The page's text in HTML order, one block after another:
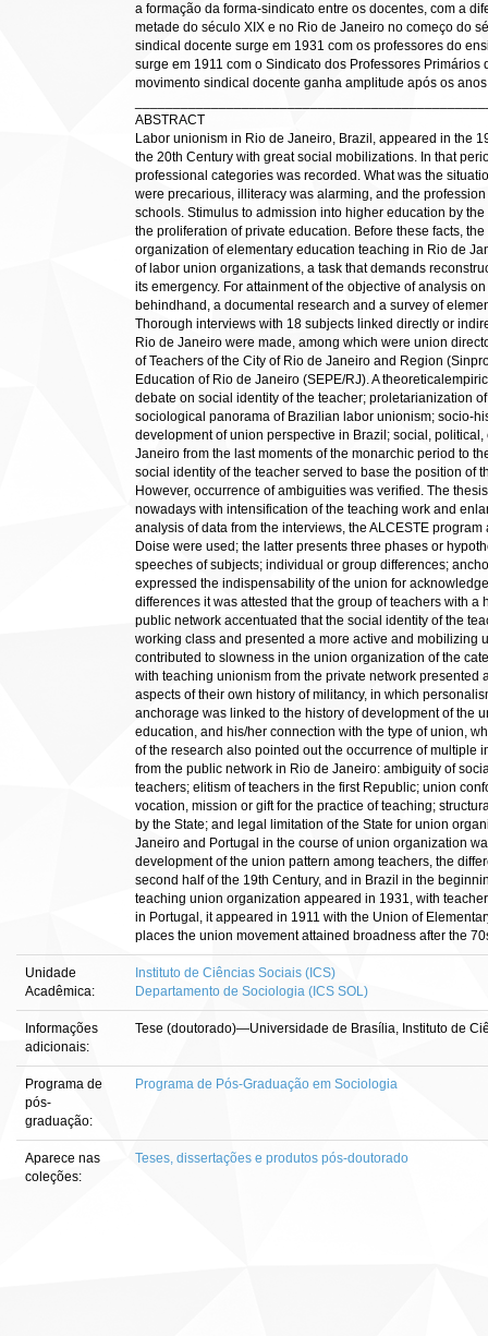
a formação da forma-sindicato entre os docentes, com a
metade do século XIX e no Rio de Janeiro no começo do
sindical docente surge em 1931 com os professores do
surge em 1911 com o Sindicato dos Professores
movimento sindical docente ganha amplitude após os
ABSTRACT
Labor unionism in Rio de Janeiro, Brazil, appeared in the
the 20th Century with great social mobilizations. In that
professional categories was recorded. What was the
were precarious, illiteracy was alarming, and the
schools. Stimulus to admission into higher education by
the proliferation of private education. Before these facts,
organization of elementary education teaching in Rio de
of labor union organizations, a task that demands
its emergency. For attainment of the objective of analysis
behindhand, a documental research and a survey of
Thorough interviews with 18 subjects linked directly or
Rio de Janeiro were made, among which were union
of Teachers of the City of Rio de Janeiro and Region
Education of Rio de Janeiro (SEPE/RJ). A
debate on social identity of the teacher; proletarianization
sociological panorama of Brazilian labor unionism; socio-
development of union perspective in Brazil; social,
Janeiro from the last moments of the monarchic period to
social identity of the teacher served to base the position of
However, occurrence of ambiguities was verified. The
nowadays with intensification of the teaching work and
analysis of data from the interviews, the ALCESTE
Doise were used; the latter presents three phases or
speeches of subjects; individual or group differences;
expressed the indispensability of the union for
differences it was attested that the group of teachers with
public network accentuated that the social identity of the
working class and presented a more active and mobilizing
contributed to slowness in the union organization of the
with teaching unionism from the private network presented
aspects of their own history of militancy, in which
anchorage was linked to the history of development of the
education, and his/her connection with the type of union,
of the research also pointed out the occurrence of multiple
from the public network in Rio de Janeiro: ambiguity of
teachers; elitism of teachers in the first Republic; union
vocation, mission or gift for the practice of teaching;
by the State; and legal limitation of the State for union
Janeiro and Portugal in the course of union organization
development of the union pattern among teachers, the
second half of the 19th Century, and in Brazil in the
teaching union organization appeared in 1931, with
in Portugal, it appeared in 1911 with the Union of
places the union movement attained broadness after the
Unidade
Acadêmica:
Instituto de Ciências Sociais (ICS)
Departamento de Sociologia (ICS SOL)
Informações
adicionais:
Tese (doutorado)—Universidade de Brasília, Instituto de
Programa de
pós-
graduação:
Programa de Pós-Graduação em Sociologia
Aparece nas
coleções:
Teses, dissertações e produtos pós-doutorado